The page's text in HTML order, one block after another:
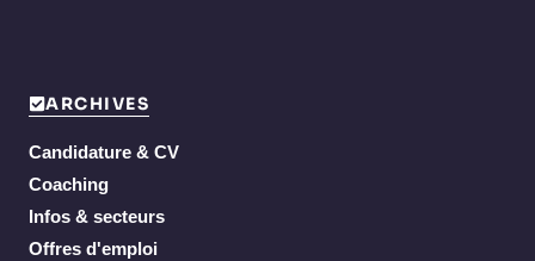
ARCHIVES
Candidature & CV
Coaching
Infos & secteurs
Offres d'emploi